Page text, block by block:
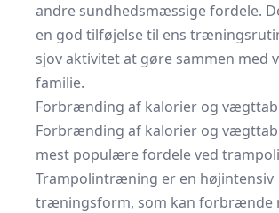
andre sundhedsmæssige fordele.
en god tilføjelse til ens
sjov aktivitet at gøre sammen med
familie.
Forbrænding af kalorier og vægttab
Forbrænding af kalorier og vægttab
mest populære fordele ved
Trampolintræning er en højintensiv
træningsform, som kan forbrænde